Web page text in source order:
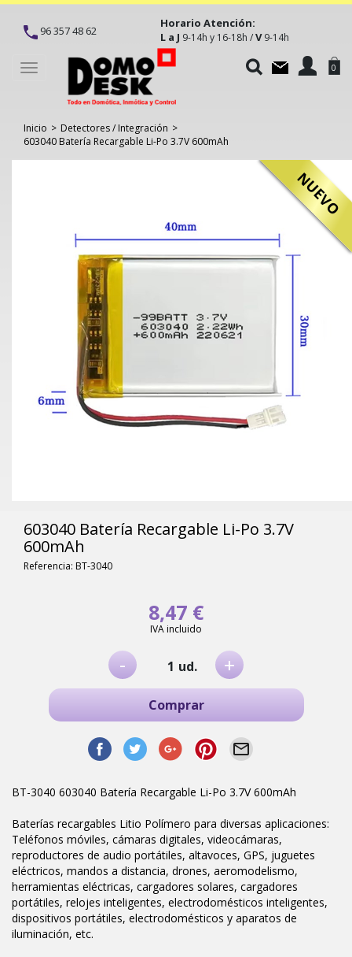
96 357 48 62
Horario Atención:
L a J 9-14h y 16-18h /V9-14h
Toggle
navigation
0
Inicio > Detectores / Integración >
603040 Batería Recargable Li-Po 3.7V 600mAh
NUEVO
603040 Batería Recargable Li-Po 3.7V
600mAh
Referencia: BT-3040
8,47 €
IVA incluido
- ud. +
Comprar
BT-3040 603040 Batería Recargable Li-Po 3.7V 600mAh
Baterías recargables Litio Polímero para diversas aplicaciones:
Teléfonos móviles, cámaras digitales, videocámaras,
reproductores de audio portátiles, altavoces, GPS, juguetes
eléctricos, mandos a distancia, drones, aeromodelismo,
herramientas eléctricas, cargadores solares, cargadores
portátiles, relojes inteligentes, electrodomésticos inteligentes,
dispositivos portátiles, electrodomésticos y aparatos de
iluminación, etc.